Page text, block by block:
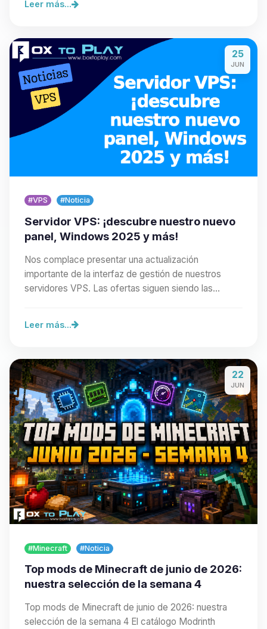
Leer más...
25
JUN
#VPS #Noticia
Servidor VPS: ¡descubre nuestro nuevo
panel, Windows 2025 y más!
Nos complace presentar una actualización
importante de la interfaz de gestión de nuestros
servidores VPS. Las ofertas siguen siendo las
Leer más...
22
JUN
#Minecraft #Noticia
Top mods de Minecraft de junio de 2026:
nuestra selección de la semana 4
Top mods de Minecraft de junio de 2026: nuestra
selección de la semana 4 El catálogo Modrinth